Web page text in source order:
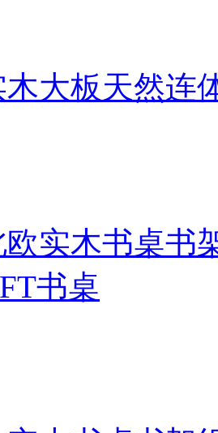
木大板天然连
欧实木书桌书
书桌